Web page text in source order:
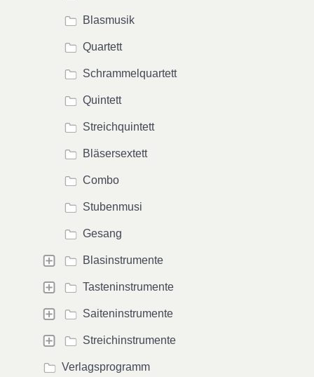
Blasmusik
Quartett
Schrammelquartett
Quintett
Streichquintett
Bläsersextett
Combo
Stubenmusi
Gesang
Blasinstrumente
Tasteninstrumente
Saiteninstrumente
Streichinstrumente
Verlagsprogramm